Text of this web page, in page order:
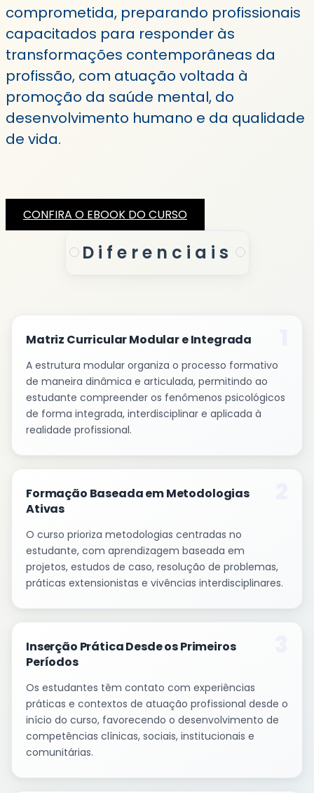
comprometida, preparando profissionais
capacitados para responder às
transformações contemporâneas da
profissão, com atuação voltada à
promoção da saúde mental, do
desenvolvimento humano e da qualidade
de vida.
CONFIRA O EBOOK DO CURSO
Diferenciais
Matriz Curricular Modular e Integrada
A estrutura modular organiza o processo formativo
de maneira dinâmica e articulada, permitindo ao
estudante compreender os fenômenos psicológicos
de forma integrada, interdisciplinar e aplicada à
realidade profissional.
Formação Baseada em Metodologias
Ativas
O curso prioriza metodologias centradas no
estudante, com aprendizagem baseada em
projetos, estudos de caso, resolução de problemas,
práticas extensionistas e vivências interdisciplinares.
Inserção Prática Desde os Primeiros
Períodos
Os estudantes têm contato com experiências
práticas e contextos de atuação profissional desde o
início do curso, favorecendo o desenvolvimento de
competências clínicas, sociais, institucionais e
comunitárias.